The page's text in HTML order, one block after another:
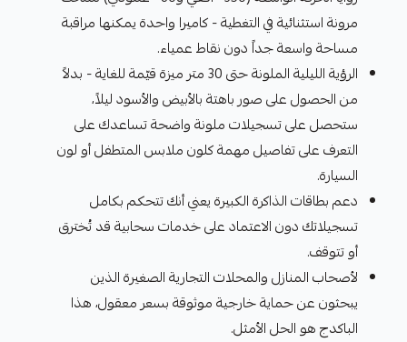
مرونة استثنائية في التغطية - كاميرا واحدة يمكنها مراقبة
مساحة واسعة جداً دون نقاط عمياء.
الرؤية الليلية الملونة حتى 30 متر ميزة قيّمة للغاية - بدلاً
من الحصول على صور باهتة بالأبيض والأسود ليلاً،
ستحصل على تسجيلات ملونة واضحة تساعدك على
التعرف على تفاصيل مهمة كلون ملابس المتطفل أو لون
السيارة.
دعم بطاقات الذاكرة الكبيرة يعني أنك تتحكم بكامل
تسجيلاتك دون الاعتماد على خدمات سحابية قد تُخترق
أو تتوقف.
لأصحاب المنازل والمحلات التجارية الصغيرة الذين
يبحثون عن حماية خارجية موثوقة بسعر معقول، هذا
الباكدج هو الحل الأمثل.